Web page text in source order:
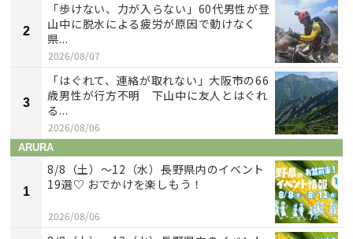
2
「歩けない、力が入らない」60代男性が登
山中に脱水による疲労が原因で動けなく
県...
2026/08/07
3
「はぐれて、連絡が取れない」大阪市の66
歳男性が行方不明 下山中に友人とはぐれ
る...
2026/08/06
ARURA
1
8/8（土）〜12（水）長野県内のイベント
19選♡ おでかけを楽しもう！
2026/08/06